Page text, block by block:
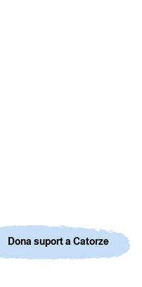
Dona suport a Catorze